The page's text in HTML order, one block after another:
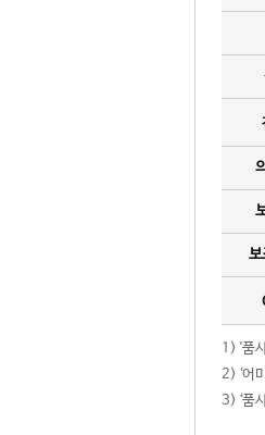
보
1) '품
2) ‘어
3) ‘품